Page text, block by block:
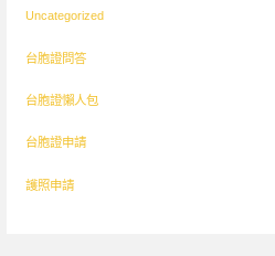
Uncategorized
台胞證問答
台胞證懶人包
台胞證申請
護照申請